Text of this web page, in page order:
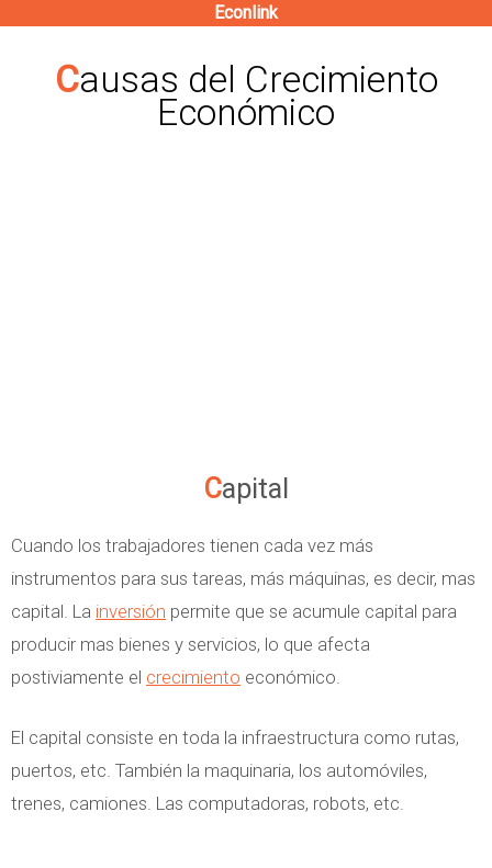
contenido
principal
Econlink
Causas del Crecimiento
Económico
Capital
Cuando los trabajadores tienen cada vez más
instrumentos para sus tareas, más máquinas, es decir, mas
capital. La inversión permite que se acumule capital para
producir mas bienes y servicios, lo que afecta
postiviamente el crecimiento económico.
El capital consiste en toda la infraestructura como rutas,
puertos, etc. También la maquinaria, los automóviles,
trenes, camiones. Las computadoras, robots, etc.